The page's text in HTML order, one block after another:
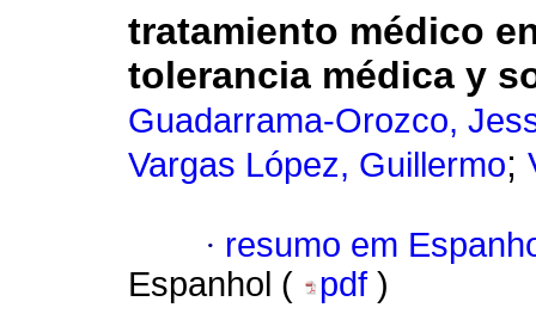
tratamiento médico
tolerancia médica y
Guadarrama-Orozco,
Vargas López, Guillermo;
· resumo em
Espanhol (
pdf )